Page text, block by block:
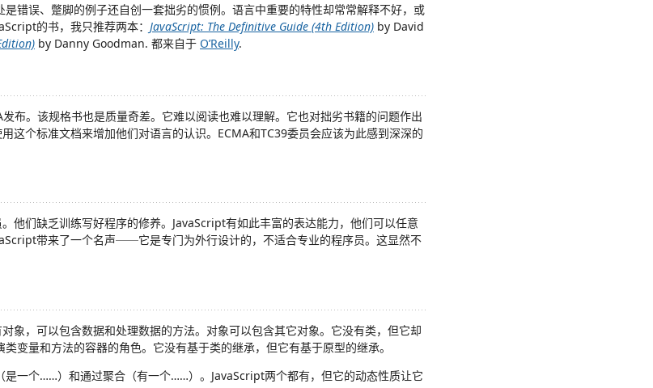
错误、蹩脚的例子还自创一套拙劣的惯例。语言中重要的特性却常常解释不好，或
的书，我只推荐两本： JavaScript: The Definitive Guide (4th Edition) by David
by Danny Goodman. 都来自于 O’Reilly.
布。该规格书也是质量奇差。它难以阅读也难以理解。它也对拙劣书籍的问题作出
这个标准文档来增加他们对语言的认识。ECMA和TC39委员会应该为此感到深深的
他们缺乏训练写好程序的修养。JavaScript有如此丰富的表达能力，他们可以任意
带来了一个名声──它是专门为外行设计的，不适合专业的程序员。这显然不
象，可以包含数据和处理数据的方法。对象可以包含其它对象。它没有类，但它却
变量和方法的容器的角色。它没有基于类的继承，但它有基于原型的继承。
是一个……）和通过聚合（有一个……）。JavaScript两个都有，但它的动态性质让它